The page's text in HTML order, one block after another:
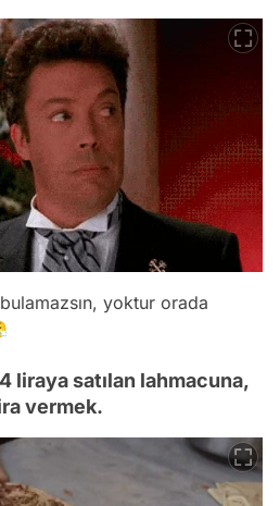
yoktur orada
liraya satılan lahmacuna,
vermek.